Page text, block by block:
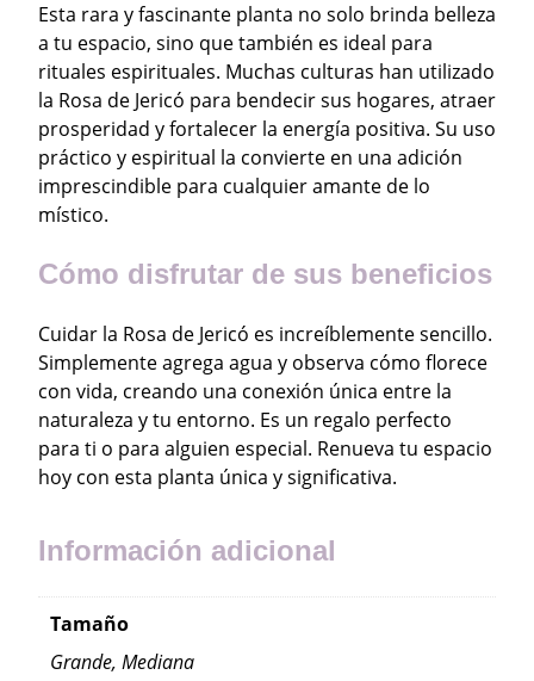
Esta rara y fascinante planta no solo brinda belleza
a tu espacio, sino que también es ideal para
rituales espirituales. Muchas culturas han utilizado
la Rosa de Jericó para bendecir sus hogares, atraer
prosperidad y fortalecer la energía positiva. Su uso
práctico y espiritual la convierte en una adición
imprescindible para cualquier amante de lo
místico.
Cómo disfrutar de sus beneficios
Cuidar la Rosa de Jericó es increíblemente sencillo.
Simplemente agrega agua y observa cómo florece
con vida, creando una conexión única entre la
naturaleza y tu entorno. Es un regalo perfecto
para ti o para alguien especial. Renueva tu espacio
hoy con esta planta única y significativa.
Información adicional
Tamaño
Grande, Mediana